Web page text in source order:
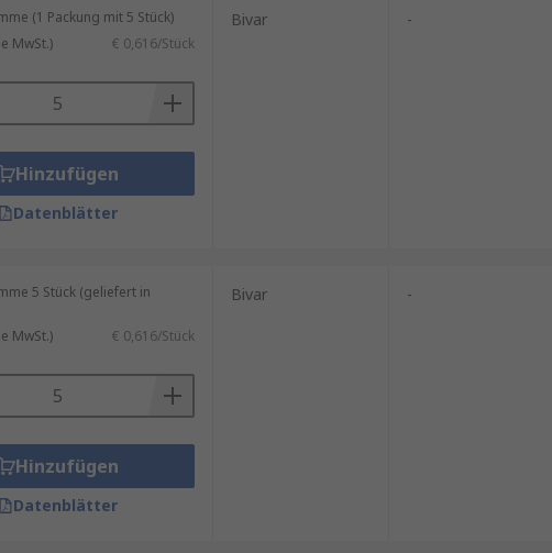
der Auswahl zwischen LED-
für Ihr Projekt.
(1 Packung mit 5 Stück)
MwSt.) € 0,616/Stück
Hinzufügen
Datenblätter
Bivar -
5 Stück (geliefert in
MwSt.) € 0,616/Stück
Hinzufügen
Datenblätter
Bivar -